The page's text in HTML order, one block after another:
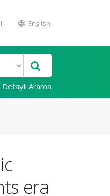
English
Detaylı Arama
era